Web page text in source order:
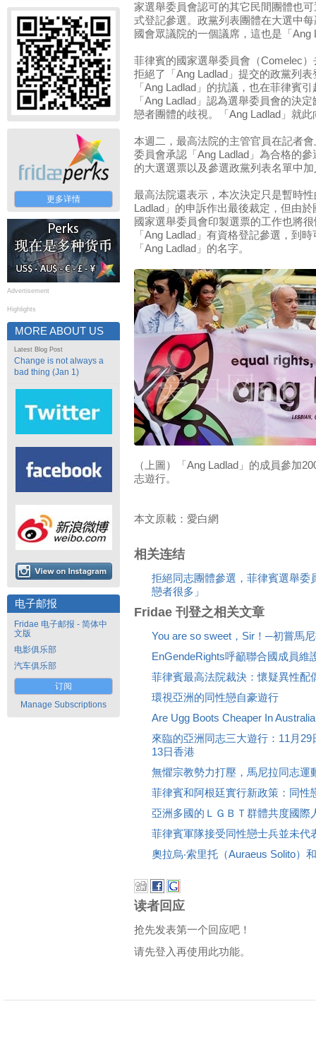
更多详情
Advertisement
Highlights
MORE ABOUT US
Latest Blog Post
Change is not always a
bad thing (Jan 1)
电子邮报
Fridae 电子邮报 - 简体中
文版
电影俱乐部
汽车俱乐部
订阅
Manage Subscriptions
家選舉委員會認可的其它民間團體也
式登記參選。政黨列表團體在大選中
國會眾議院的一個議席，這也是「Ang
菲律賓的國家選舉委員會（Comelec
拒絕了「Ang Ladlad」提交的政黨列
「Ang Ladlad」的抗議，也在菲律賓
「Ang Ladlad」認為選舉委員會的決
戀者團體的歧視。「Ang Ladlad」就
本週二，最高法院的主管官員在記者
委員會承認「Ang Ladlad」為合格的
的大選選票以及參選政黨列表名單中
最高法院還表示，本次決定只是暫時
Ladlad」的申訴作出最後裁定，但由
國家選舉委員會印製選票的工作也將
「Ang Ladlad」有資格登記參選，到
「Ang Ladlad」的名字。
（上圖）「Ang Ladlad」的成員參加
志遊行。
本文原載：愛白網
相关连结
拒絕同志團體參選，菲律賓選舉委
戀者很多」
Fridae 刊登之相关文章
You are so sweet，Sir！─初嘗馬
EnGendeRights呼籲聯合國成員維
菲律賓最高法院裁決：懷疑異性配
環視亞洲的同性戀自豪遊行
Are Ugg Boots Cheaper In Australia
來臨的亞洲同志三大遊行：11月
13日香港
無懼宗教勢力打壓，馬尼拉同志運
菲律賓和阿根廷實行新政策：同性
亞洲多國的ＬＧＢＴ群體共度國際
菲律賓軍隊接受同性戀士兵並未代
奧拉烏‧索里托（Auraeus Solito）
读者回应
抢先发表第一个回应吧！
请先登入再使用此功能。